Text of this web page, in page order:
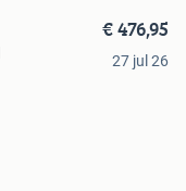
€ 476,95
27 jul 26